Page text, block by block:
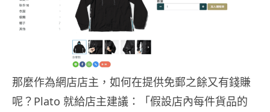
那麼作為網店店主，如何在提供免郵之餘又有錢賺
呢？Plato 就給店主建議：「假設店內每件貨品的